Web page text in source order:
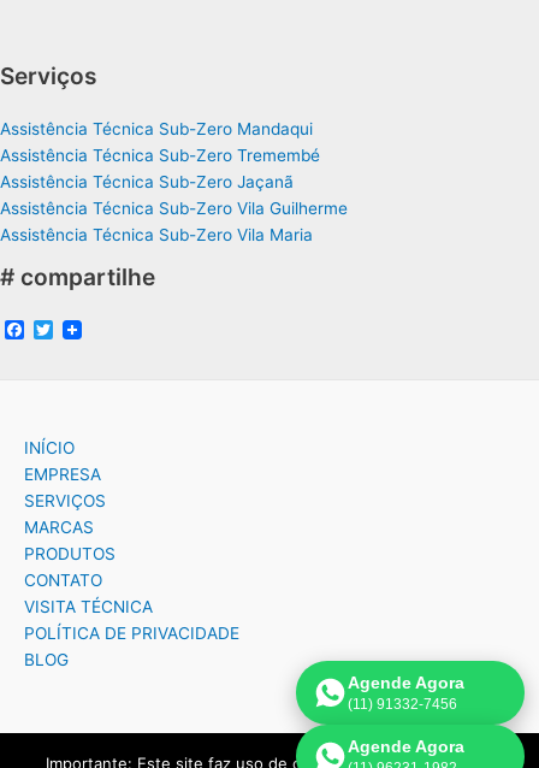
Serviços
Assistência Técnica Sub-Zero Mandaqui
Assistência Técnica Sub-Zero Tremembé
Assistência Técnica Sub-Zero Jaçanã
Assistência Técnica Sub-Zero Vila Guilherme
Assistência Técnica Sub-Zero Vila Maria
# compartilhe
F
o
k
T
r
INÍCIO
EMPRESA
SERVIÇOS
MARCAS
PRODUTOS
CONTATO
VISITA TÉCNICA
POLÍTICA DE PRIVACIDADE
BLOG
Agende Agora
(11) 91332-7456
Agende Agora
Importante: Este site faz uso de cookies que podem conter